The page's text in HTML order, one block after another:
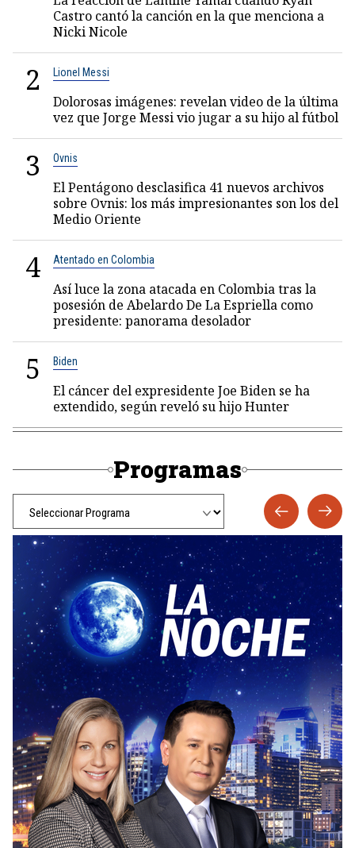
Castro cantó la canción en la que menciona a
Nicki Nicole
2 Lionel Messi
Dolorosas imágenes: revelan video de la última
vez que Jorge Messi vio jugar a su hijo al fútbol
3 Ovnis
El Pentágono desclasifica 41 nuevos archivos
sobre Ovnis: los más impresionantes son los del
Medio Oriente
4 Atentado en Colombia
Así luce la zona atacada en Colombia tras la
posesión de Abelardo De La Espriella como
presidente: panorama desolador
5 Biden
El cáncer del expresidente Joe Biden se ha
extendido, según reveló su hijo Hunter
Programas